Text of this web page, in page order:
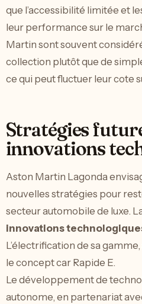
que l’accessibilité limitée et
leur performance sur le
Martin sont souvent
collection plutôt que de
ce qui peut fluctuer leur cote
Stratégies
innovations
Aston Martin Lagonda
nouvelles stratégies pour
secteur automobile de luxe.
innovations
L’électrification de sa
le concept car Rapide E.
Le développement de
autonome, en partenariat